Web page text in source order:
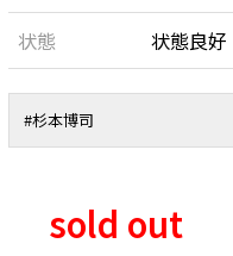
状態
状態良好
#杉本博司
sold out